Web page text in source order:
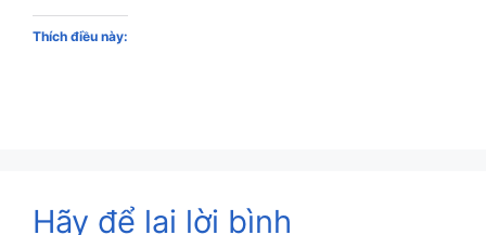
Thích điều này:
Hãy để lại lời bình